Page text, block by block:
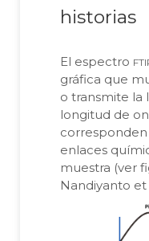
historias
El espectro
gráfica que
o transmite la
longitud de
corresponden
enlaces
muestra (ver
Nandiyanto et